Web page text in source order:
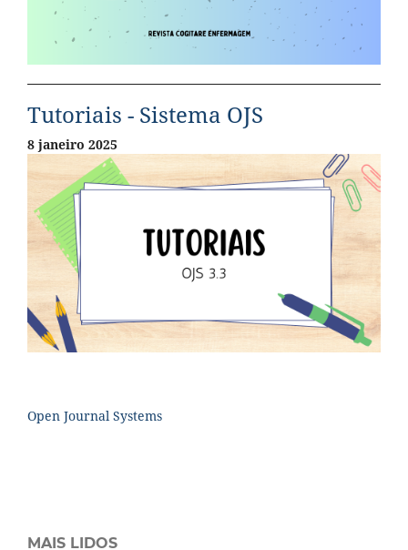
Tutoriais - Sistema OJS
8 janeiro 2025
Open Journal Systems
MAIS LIDOS